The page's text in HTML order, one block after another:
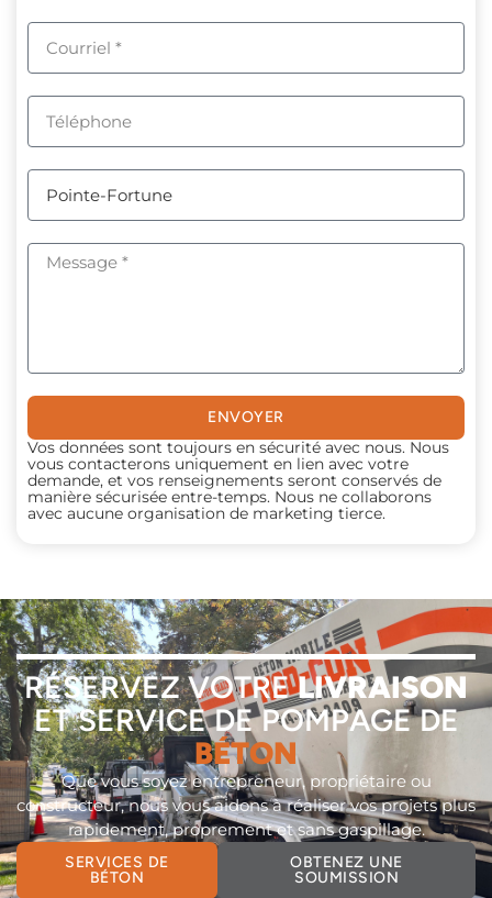
ENVOYER
Vos données sont toujours en sécurité avec nous. Nous
vous contacterons uniquement en lien avec votre
demande, et vos renseignements seront conservés de
manière sécurisée entre-temps. Nous ne collaborons
avec aucune organisation de marketing tierce.
RÉSERVEZ VOTRELIVRAISON
ET SERVICE DE POMPAGE DE
BÉTON
Que vous soyez entrepreneur, propriétaire ou
constructeur, nous vous aidons à réaliser vos projets plus
rapidement, proprement et sans gaspillage.
SERVICES DE
BÉTON
OBTENEZ UNE
SOUMISSION